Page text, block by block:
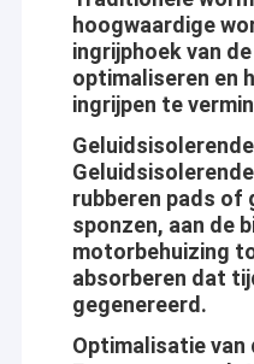
Fabrieksreis
Kwaliteitscontrole
Nieuws
Gevallen
12 mm Micro DC
hoogwaardige
ingrijphoek van
optimaliseren en
ingrijpen te
rubberen pads of
sponzen, aan de
motorbehuizing
absorberen dat
gegenereerd.
Optimalisatie
producten uitgebreid gebruikt
producten worden op brede
gebruikers en kunnen
economische en sociale
en oude klanten van alle
contacteren!
Bedrijfvisie
Aangezien de Wetenschap
ontwikkelen, komt more and
het werk en de milieu's van